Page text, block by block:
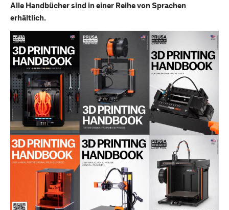
Alle Handbücher sind in einer Reihe von Sprachen
erhältlich.